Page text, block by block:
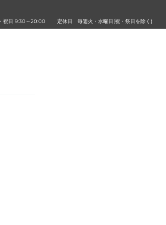
祝日 9:30～20:00 定休日 毎週火・水曜日(祝・祭日を除く)